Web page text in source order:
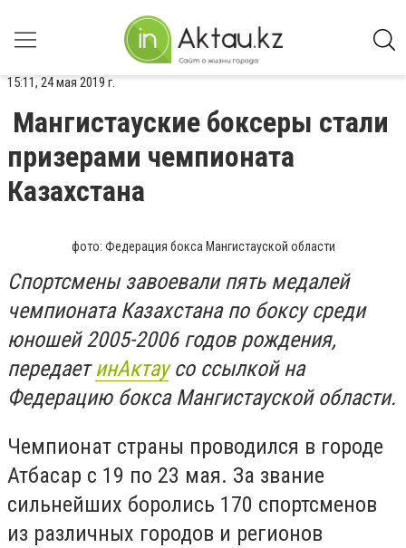
15:11, 24 мая 2019 г.
Мангистауские боксеры стали
призерами чемпионата
Казахстана
фото: Федерация бокса Мангистауской области
Спортсмены завоевали пять медалей
чемпионата Казахстана по боксу среди
юношей 2005-2006 годов рождения,
передаетинАктаусо ссылкой на
Федерацию бокса Мангистауской области.
Чемпионат страны проводился в городе
Атбасар с 19 по 23 мая. За звание
сильнейших боролись 170 спортсменов
из различных городов и регионов